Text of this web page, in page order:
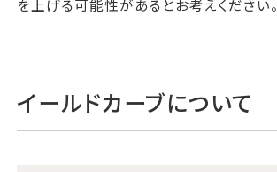
を上げる可能性があるとお考えください。
イールドカーブについて